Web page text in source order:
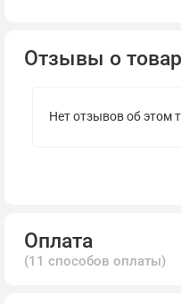
Отзывы о
Нет отзывов об этом
Оплата
(11 способов оплаты)